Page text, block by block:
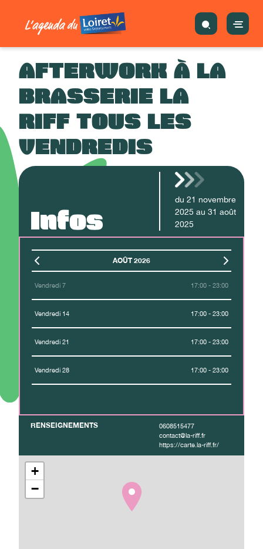
AFTERWORK À LA
BRASSERIE LA
RIFF TOUS LES
VENDREDIS
Infos
du 21 novembre
2025 au 31 août
2025
AOÛT 2026
Vendredi 7 17:00 - 23:00
Vendredi 14 17:00 - 23:00
Vendredi 21 17:00 - 23:00
Vendredi 28 17:00 - 23:00
RENSEIGNEMENTS
0608515477
contact@la-riff.fr
https://carte.la-riff.fr/
+
−